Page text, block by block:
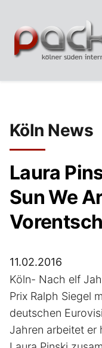
Köln News
Laura
Sun We
11.02.2016
Köln- Nach elf
Prix Ralph Siegel
deutschen
Jahren arbeitet er